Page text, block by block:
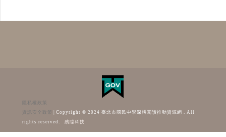
隱私權政策
資訊安全政策
Copyright © 2024 臺北市國民中學深耕閱讀推動資源網 . All
rights reserved. 繽陞科技